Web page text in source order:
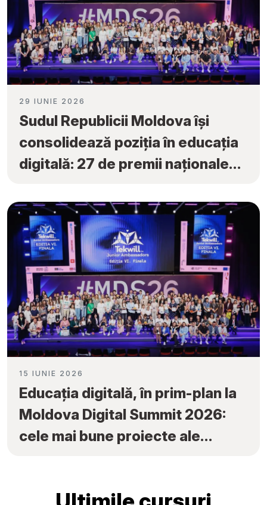
29 IUNIE 2026
Sudul Republicii Moldova își
consolidează poziția în educația
digitală: 27 de premii naționale
Ambassadors”
15 IUNIE 2026
Educația digitală, în prim-plan la
Moldova Digital Summit 2026:
cele mai bune proiecte ale